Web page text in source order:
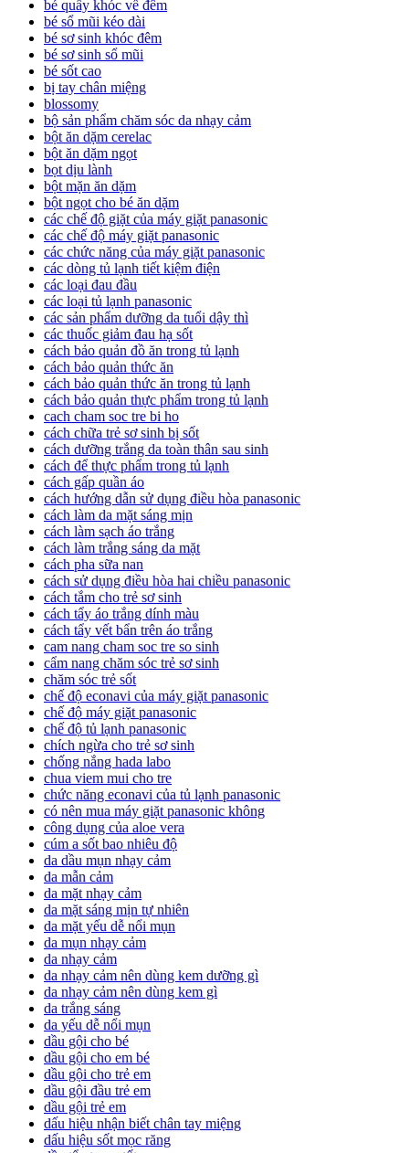
bé quấy khóc về đêm
bé sổ mũi kéo dài
bé sơ sinh khóc đêm
bé sơ sinh sổ mũi
bé sốt cao
bị tay chân miệng
blossomy
bộ sản phẩm chăm sóc da nhạy cảm
bột ăn dặm cerelac
bột ăn dặm ngọt
bọt dịu lành
bột mặn ăn dặm
bột ngọt cho bé ăn dặm
các chế độ giặt của máy giặt panasonic
các chế độ máy giặt panasonic
các chức năng của máy giặt panasonic
các dòng tủ lạnh tiết kiệm điện
các loại đau đầu
các loại tủ lạnh panasonic
các sản phẩm dưỡng da tuổi dậy thì
các thuốc giảm đau hạ sốt
cách bảo quản đồ ăn trong tủ lạnh
cách bảo quản thức ăn
cách bảo quản thức ăn trong tủ lạnh
cách bảo quản thực phẩm trong tủ lạnh
cach cham soc tre bi ho
cách chữa trẻ sơ sinh bị sốt
cách dưỡng trắng da toàn thân sau sinh
cách để thực phẩm trong tủ lạnh
cách gấp quần áo
cách hướng dẫn sử dụng điều hòa panasonic
cách làm da mặt sáng mịn
cách làm sạch áo trắng
cách làm trắng sáng da mặt
cách pha sữa nan
cách sử dụng điều hòa hai chiều panasonic
cách tắm cho trẻ sơ sinh
cách tẩy áo trắng dính màu
cách tẩy vết bẩn trên áo trắng
cam nang cham soc tre so sinh
cẩm nang chăm sóc trẻ sơ sinh
chăm sóc trẻ sốt
chế độ econavi của máy giặt panasonic
chế độ máy giặt panasonic
chế độ tủ lạnh panasonic
chích ngừa cho trẻ sơ sinh
chống nắng hada labo
chua viem mui cho tre
chức năng econavi của tủ lạnh panasonic
có nên mua máy giặt panasonic không
công dụng của aloe vera
cúm a sốt bao nhiêu độ
da dầu mụn nhạy cảm
da mẫn cảm
da mặt nhạy cảm
da mặt sáng mịn tự nhiên
da mặt yếu dễ nổi mụn
da mụn nhạy cảm
da nhạy cảm
da nhạy cảm nên dùng kem dưỡng gì
da nhạy cảm nên dùng kem gì
da trắng sáng
da yếu dễ nổi mụn
dầu gội cho bé
dầu gội cho em bé
dầu gội cho trẻ em
dầu gội đầu trẻ em
dầu gội trẻ em
dấu hiệu nhận biết chân tay miệng
dấu hiệu sốt mọc răng